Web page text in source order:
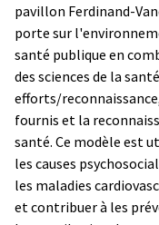
pavillon Ferdinand-
porte sur
santé publique en
des sciences de la
efforts/
fournis et la
santé. Ce modèle est
les causes
les maladies
et contribuer à les